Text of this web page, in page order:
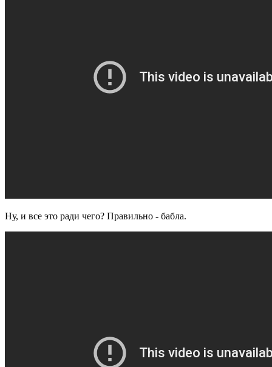
Ну, и все это ради чего? Правильно - бабла.